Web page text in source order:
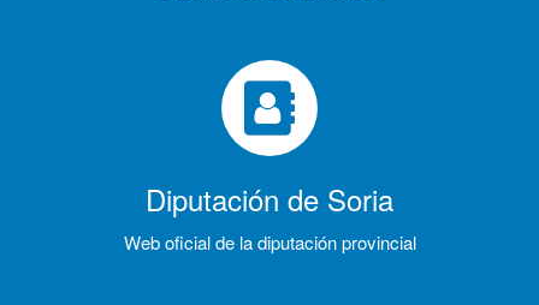
Diputación de Soria
Web oficial de la diputación provincial